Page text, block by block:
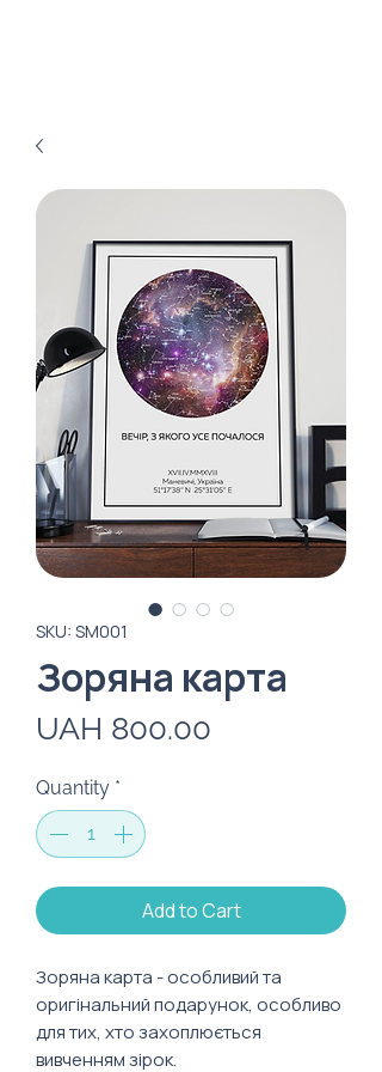
SKU: SM001
Зоряна карта
UAH 800.00
Quantity *
Add to Cart
Зоряна карта - особливий та
оригінальний подарунок, особливо
для тих, хто захоплюється
вивченням зірок.